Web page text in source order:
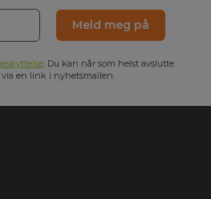
Meld meg på
. Du kan når som helst avslutte
en link i nyhetsmailen.